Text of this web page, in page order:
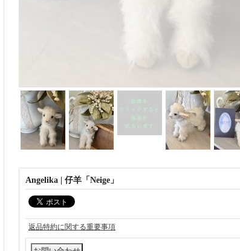
Angelika | 仔羊「Neige」
返品特約に関する重要事項